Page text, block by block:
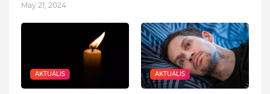
May 21, 2024
AKTUÁLIS AKTUÁLIS